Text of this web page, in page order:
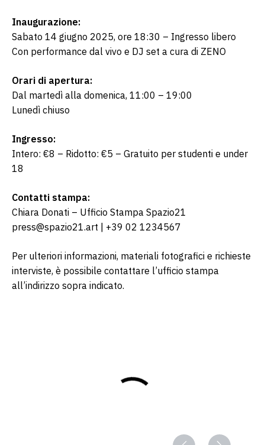
Inaugurazione:
Sabato 14 giugno 2025, ore 18:30 – Ingresso libero
Con performance dal vivo e DJ set a cura di ZENO
Orari di apertura:
Dal martedì alla domenica, 11:00 – 19:00
Lunedì chiuso
Ingresso:
Intero: €8 – Ridotto: €5 – Gratuito per studenti e under
18
Contatti stampa:
Chiara Donati – Ufficio Stampa Spazio21
press@spazio21.art | +39 02 1234567
Per ulteriori informazioni, materiali fotografici e richieste
interviste, è possibile contattare l’ufficio stampa
all’indirizzo sopra indicato.